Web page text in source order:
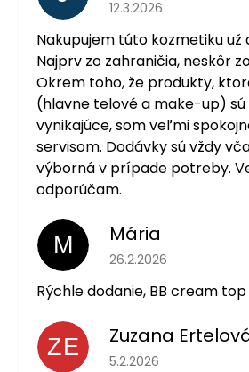
12.3.2026
Nakupujem túto kozmetiku už
Najprv zo zahraničia, neskôr
Okrem toho, že produkty,
(hlavne telové a make-up)
vynikajúce, som veľmi
servisom. Dodávky sú vždy
výborná v prípade potreby.
odporúčam.
M Mária
Hodnotenie obchodu
26.2.2026
Rýchle dodanie, BB cream top
ZE Zuzana
Hodnotenie obchodu
5.2.2026